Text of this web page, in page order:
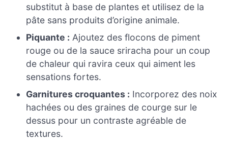
substitut à base de plantes et utilisez de la
pâte sans produits d’origine animale.
Piquante : Ajoutez des flocons de piment
rouge ou de la sauce sriracha pour un coup
de chaleur qui ravira ceux qui aiment les
sensations fortes.
Garnitures croquantes : Incorporez des noix
hachées ou des graines de courge sur le
dessus pour un contraste agréable de
textures.